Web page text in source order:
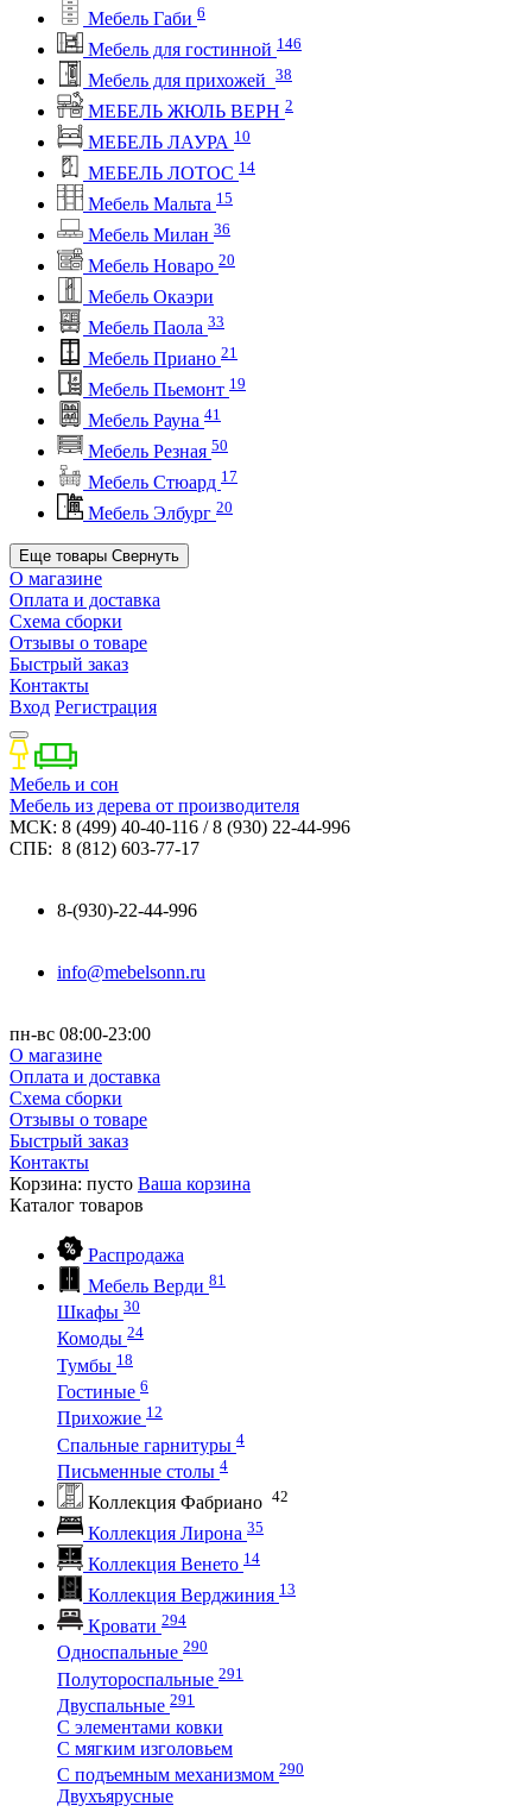
Мебель Габи 6
Мебель для гостинной 146
Мебель для прихожей 38
МЕБЕЛЬ ЖЮЛЬ ВЕРН 2
МЕБЕЛЬ ЛАУРА 10
МЕБЕЛЬ ЛОТОС 14
Мебель Мальта 15
Мебель Милан 36
Мебель Новаро 20
Мебель Окаэри
Мебель Паола 33
Мебель Приано 21
Мебель Пьемонт 19
Мебель Рауна 41
Мебель Резная 50
Мебель Стюард 17
Мебель Элбург 20
Еще товары Свернуть
О магазине
Оплата и доставка
Схема сборки
Отзывы о товаре
Быстрый заказ
Контакты
Вход Регистрация
Мебель и сон
Мебель из дерева от производителя
МСК: 8 (499) 40-40-116 / 8 (930) 22-44-996
СПБ: 8 (812) 603-77-17
8-(930)-22-44-996
info@mebelsonn.ru
пн-вс 08:00-23:00
О магазине
Оплата и доставка
Схема сборки
Отзывы о товаре
Быстрый заказ
Контакты
Корзина: пусто Ваша корзина
Каталог товаров
Распродажа
Мебель Верди 81
Шкафы 30
Комоды 24
Тумбы 18
Гостиные 6
Прихожие 12
Спальные гарнитуры 4
Письменные столы 4
Коллекция Фабриано 42
Коллекция Лирона 35
Коллекция Венето 14
Коллекция Верджиния 13
Кровати 294
Односпальные 290
Полутороспальные 291
Двуспальные 291
С элементами ковки
С мягким изголовьем
С подъемным механизмом 290
Двухъярусные